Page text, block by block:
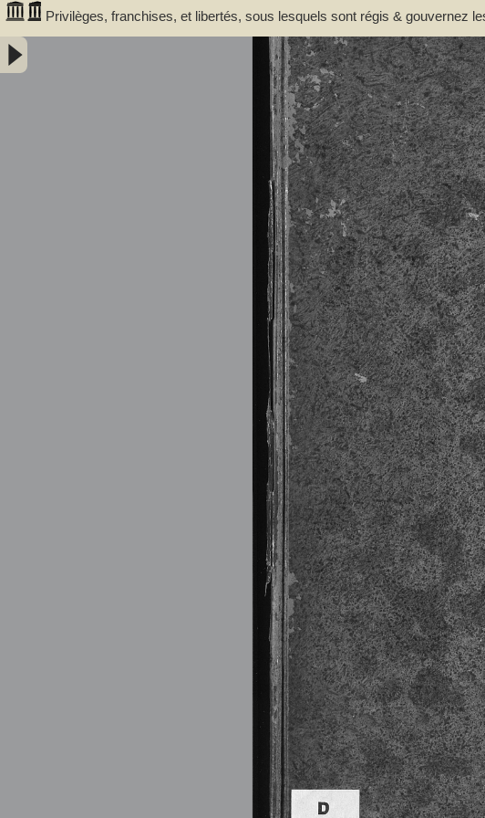
Privilèges, franchises, et libertés, sous lesquels sont régis & gouvernez
concedez & ratifiez successivement. Par messires Jean de Grailli,